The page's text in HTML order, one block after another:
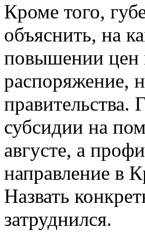
Кроме того,
объяснить, на
повышении цен
распоряжение,
правительства.
субсидии на
августе, а
направление в
Назвать
затруднился.